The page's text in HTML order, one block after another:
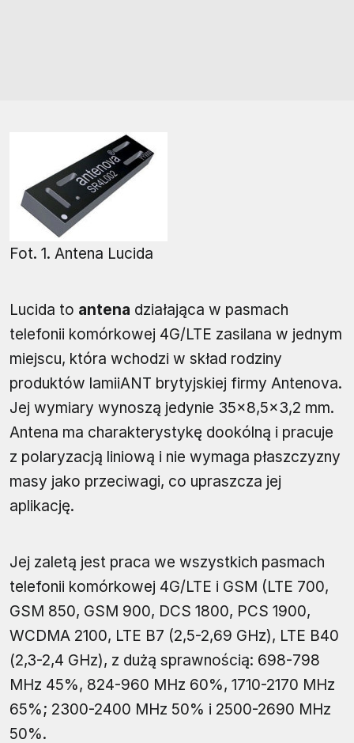
Fot. 1. Antena Lucida
Lucida to antena działająca w pasmach
telefonii komórkowej 4G/LTE zasilana w jednym
miejscu, która wchodzi w skład rodziny
produktów lamiiANT brytyjskiej firmy Antenova.
Jej wymiary wynoszą jedynie 35×8,5×3,2 mm.
Antena ma charakterystykę dookólną i pracuje
z polaryzacją liniową i nie wymaga płaszczyzny
masy jako przeciwagi, co upraszcza jej
aplikację.
Jej zaletą jest praca we wszystkich pasmach
telefonii komórkowej 4G/LTE i GSM (LTE 700,
GSM 850, GSM 900, DCS 1800, PCS 1900,
WCDMA 2100, LTE B7 (2,5-2,69 GHz), LTE B40
(2,3-2,4 GHz), z dużą sprawnością: 698-798
MHz 45%, 824-960 MHz 60%, 1710-2170 MHz
65%; 2300-2400 MHz 50% i 2500-2690 MHz
50%.